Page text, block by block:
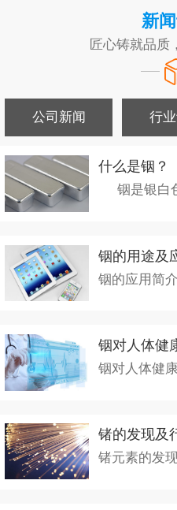
新
匠心铸就品质
公司新闻 行
什么是铟？
铟是银白
铟的用途及
铟的应用简
铟对人体健
铟对人体健
锗的发现及
锗元素的发